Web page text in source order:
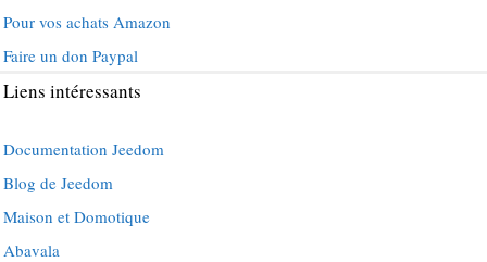
Pour vos achats Amazon
Faire un don Paypal
Liens intéressants
Documentation Jeedom
Blog de Jeedom
Maison et Domotique
Abavala